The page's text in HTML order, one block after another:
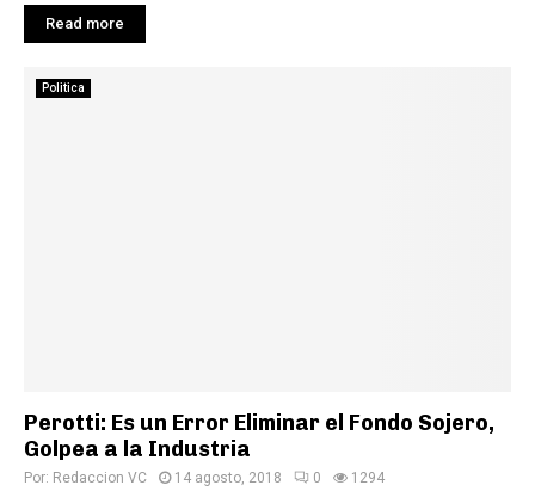
Read more
Politica
Perotti: Es un Error Eliminar el Fondo Sojero,
Golpea a la Industria
Por: Redaccion VC 14 agosto, 2018 0 1294